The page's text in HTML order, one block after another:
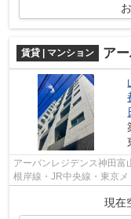
賃貸 | マンション ア
アーバンレジデンス神田富山町 神田エリアは、 JR山手線・JR京
根岸線・JR中央線・東京
現在